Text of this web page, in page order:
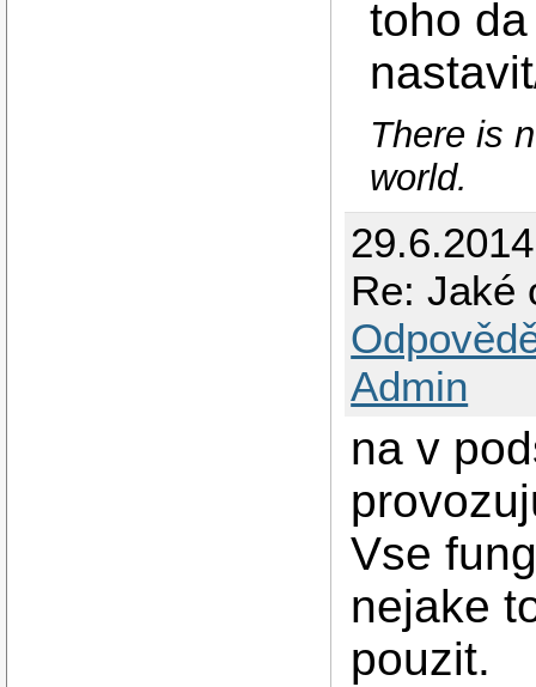
toho
There is
world.
Re: Jaké
Admin
na v
Vse
nejake
pouzit.